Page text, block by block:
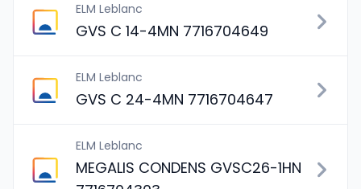
ELM Leblanc
GVS C 14-4MN 7716704649
ELM Leblanc
GVS C 24-4MN 7716704647
ELM Leblanc
MEGALIS CONDENS GVSC26-1HN